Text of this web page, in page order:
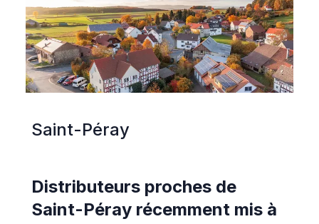
Saint-Péray
Distributeurs proches de
Saint-Péray récemment mis à